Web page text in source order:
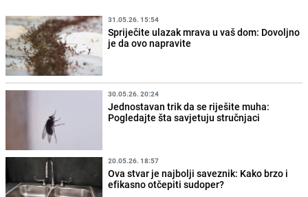
31.05.26. 15:54
Spriječite ulazak mrava u vaš dom: Dovoljno
je da ovo napravite
30.05.26. 20:24
Jednostavan trik da se riješite muha:
Pogledajte šta savjetuju stručnjaci
20.05.26. 18:57
Ova stvar je najbolji saveznik: Kako brzo i
efikasno otčepiti sudoper?